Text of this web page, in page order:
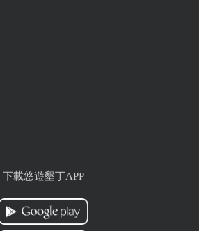
下載悠遊墾丁APP